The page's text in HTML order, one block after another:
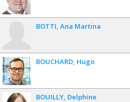
BOTTI Ana Martina
BOUCHARD Hugo
BOUILLY Delphine